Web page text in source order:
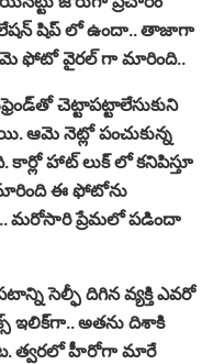
షిప్ లో ఉందా.. తాజాగా
ఫోటో వైరల్ గా మారింది..
చెట్టాపట్టాలేసుకుని
ఆమె నెట్లో పంచుకున్న
హాట్ లుక్ లో కనిపిస్తూ
మారింది ఈ ఫోటోను
మరోసారి ప్రేమలో పడిందా
సెల్ఫీ దిగిన వ్యక్తి ఎవరో
ఇలిక్‌గా.. అతను దిశాకి
త్వరలో హీరోగా మారే